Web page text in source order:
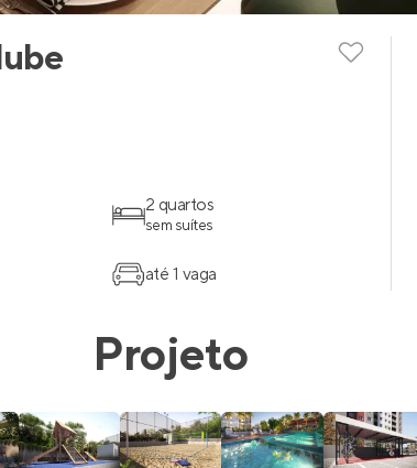
2 quartos
sem suítes
até 1 vaga
Projeto